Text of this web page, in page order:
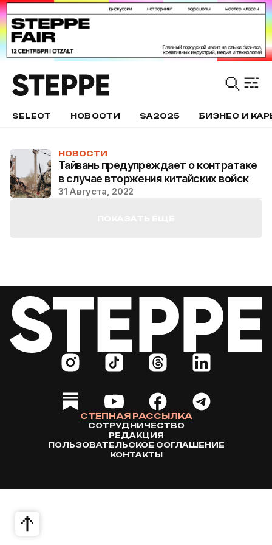
SELECT НОВОСТИ SA2025 БИЗНЕС И
НОВОСТИ
Тайвань предупреждает о контратаке
в случае вторжения китайских войск
31 Августа, 2022
СТЕПНАЯ РАССЫЛКА
СОТРУДНИЧЕСТВО
РЕДАКЦИЯ
ПОЛЬЗОВАТЕЛЬСКОЕ СОГЛАШЕНИЕ
КОНТАКТЫ